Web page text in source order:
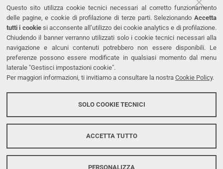
Questo sito utilizza cookie tecnici necessari al corretto funzionamento
delle pagine, e cookie di profilazione di terze parti. Selezionando Accetta
tutti i cookiesi acconsente all’utilizzo dei cookie analytics e di profilazione.
Chiudendo il banner verranno utilizzati solo i cookie tecnici necessari alla
navigazione e alcuni contenuti potrebbero non essere disponibili. Le
preferenze possono essere modificate in qualsiasi momento dal menu
laterale "Gestisci impostazioni cookie".
Per maggiori informazioni, ti invitiamo a consultare la nostra Cookie Policy.
SOLO COOKIE TECNICI
ACCETTA TUTTO
PERSONALIZZA
CONTATTI
Tel. +39 0532 293111
Fax. +39 0532 293031
PEC
LINKS
Accessibilità
Protezione dati personali